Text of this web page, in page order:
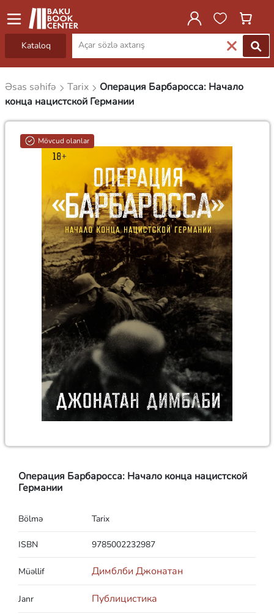
Kataloq
Əsas səhifə Tarix
Операция Барбаросса: Начало
конца нацистской Германии
Mövcud olanlar
Операция Барбаросса: Начало конца нацистской
Германии
Bölmə Tarix
ISBN 9785002232987
Müəllif Димблби Джонатан
Janr Публицистика